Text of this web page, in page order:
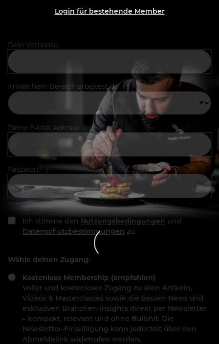
Login für bestehende Member
Dein Vorname
In welchem Bereich arbeitest du
Deine E-Mail Adresse
Passwort
Ich stimme den Nutzungsbedingungen und
Datenschutzbestimmungen zu.
Wähle deinen Zugang:
Kostenlose Membership (empfohlen)
Voller und kostenloser Zugang zu allen Artikeln,
Videos & Masterclasses sowie die besten News und
exklusiven Branchen-Insights direkt per Newsletter
– kompakt, relevant und ohne Bullshit. Die
Newsletter-Einwilligung kann jederzeit über den
Abmeldelink widerrufen werden.